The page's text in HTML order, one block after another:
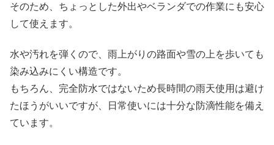
そのため、ちょっとした外出やベランダでの作業にも安心
して使えます。
水や汚れを弾くので、雨上がりの路面や雪の上を歩いても
染み込みにくい構造です。
もちろん、完全防水ではないため長時間の雨天使用は避け
たほうがいいですが、日常使いには十分な防滴性能を備え
ています。